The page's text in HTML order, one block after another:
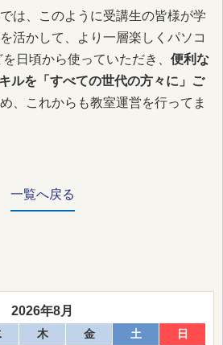
では、このように受講生の皆様が学
活かして、より一層楽しくパソコ
日頃から使っていただき、 便利な
ルを「すべての世代の方々に」ご
、これからも教室運営を行ってま
一覧へ戻る
2026年8月
木 金 土 日